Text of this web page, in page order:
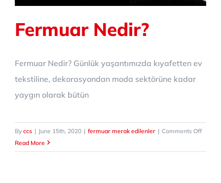
Fermuar Nedir?
Fermuar Nedir? Günlük yaşantımızda kıyafetten ev
tekstiline, dekorasyondan moda sektörüne kadar
yaygın olarak bütün
By ccs | June 15th, 2020 | fermuar merak edilenler | Comments Offon
Nedir?
Read More